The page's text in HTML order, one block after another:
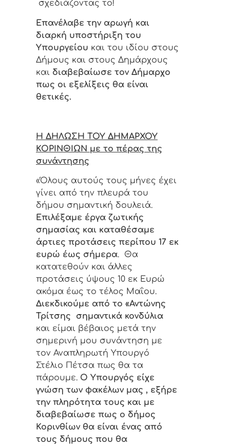
σχεδιάζοντας το!
Επανέλαβε την αρωγή και
διαρκή υποστήριξη του
Υπουργείου και του ιδίου στους
Δήμους και στους Δημάρχους
και διαβεβαίωσε τον Δήμαρχο
πως οι εξελίξεις θα είναι
θετικές.
Η ΔΗΛΩΣΗ ΤΟΥ ΔΗΜΑΡΧΟΥ
ΚΟΡΙΝΘΙΩΝ με το πέρας της
συνάντησης
«Όλους αυτούς τους μήνες έχει
γίνει από την πλευρά του
δήμου σημαντική δουλειά.
Επιλέξαμε έργα ζωτικής
σημασίας και καταθέσαμε
άρτιες προτάσεις περίπου 17 εκ
ευρώ έως σήμερα. Θα
κατατεθούν και άλλες
προτάσεις ύψους 10 εκ Ευρώ
ακόμα έως το τέλος Μαΐου.
Διεκδικούμε από το «Αντώνης
Τρίτσης σημαντικά κονδύλια
και είμαι βέβαιος μετά την
σημερινή μου συνάντηση με
τον Αναπληρωτή Υπουργό
Στέλιο Πέτσα πως θα τα
πάρουμε. Ο Υπουργός είχε
γνώση των φακέλων μας , εξήρε
την πληρότητα τους και με
διαβεβαίωσε πως ο δήμος
Κορινθίων θα είναι ένας από
τους δήμους που θα